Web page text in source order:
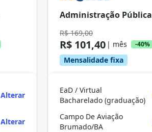
Alterar
Alterar
Administração Pública
R$ 169,00
R$ 101,40 | mês -40%
Mensalidade fixa
EaD / Virtual
Bacharelado (graduação)
Campo De Aviação
Brumado/BA